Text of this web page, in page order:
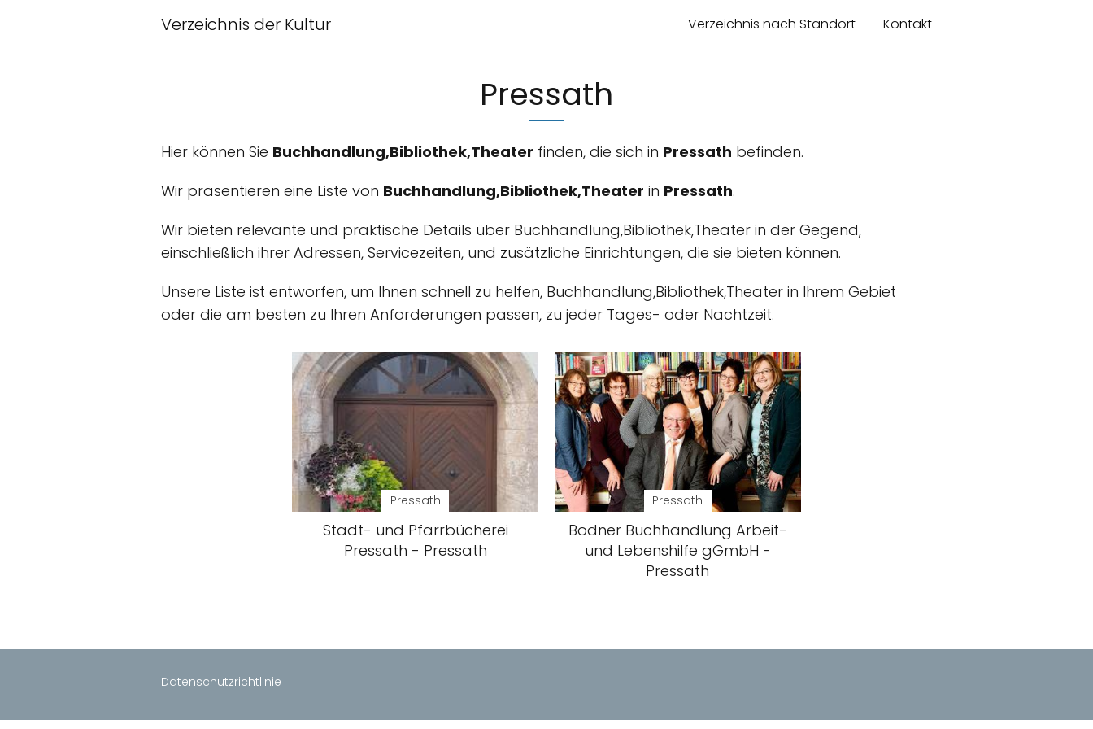
Verzeichnis der Kultur Verzeichnis nach Standort Kontakt
Pressath
Hier können Sie Buchhandlung,Bibliothek,Theater finden, die sich in Pressath befinden.
Wir präsentieren eine Liste von Buchhandlung,Bibliothek,Theater in Pressath.
Wir bieten relevante und praktische Details über Buchhandlung,Bibliothek,Theater in der Gegend,
einschließlich ihrer Adressen, Servicezeiten, und zusätzliche Einrichtungen, die sie bieten können.
Unsere Liste ist entworfen, um Ihnen schnell zu helfen, Buchhandlung,Bibliothek,Theater in Ihrem Gebiet
oder die am besten zu Ihren Anforderungen passen, zu jeder Tages- oder Nachtzeit.
Pressath
Stadt- und Pfarrbücherei
Pressath - Pressath
Pressath
Bodner Buchhandlung Arbeit-
und Lebenshilfe gGmbH -
Pressath
Datenschutzrichtlinie